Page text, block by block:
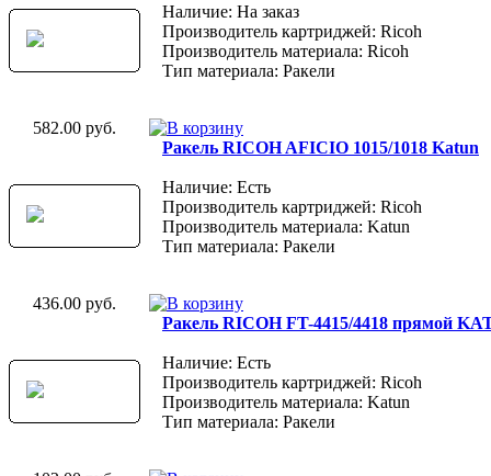
Наличие: На заказ
Производитель картриджей: Ricoh
Производитель материала: Ricoh
Тип материала: Ракели
582.00 руб.
Ракель RICOH AFICIO 1015/1018 Katun
Наличие: Есть
Производитель картриджей: Ricoh
Производитель материала: Katun
Тип материала: Ракели
436.00 руб.
Ракель RICOH FT-4415/4418 прямой
Наличие: Есть
Производитель картриджей: Ricoh
Производитель материала: Katun
Тип материала: Ракели